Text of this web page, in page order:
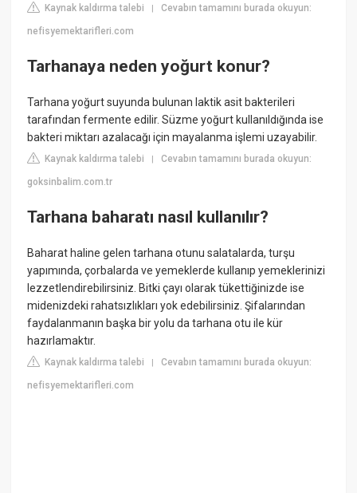
Kaynak kaldırma talebi |Cevabın tamamını burada okuyun:
nefisyemektarifleri.com
Tarhanaya neden yoğurt konur?
Tarhana yoğurt suyunda bulunan laktik asit bakterileri
tarafından fermente edilir. Süzme yoğurt kullanıldığında ise
bakteri miktarı azalacağı için mayalanma işlemi uzayabilir.
Kaynak kaldırma talebi |Cevabın tamamını burada okuyun:
goksinbalim.com.tr
Tarhana baharatı nasıl kullanılır?
Baharat haline gelen tarhana otunu salatalarda, turşu
yapımında, çorbalarda ve yemeklerde kullanıp yemeklerinizi
lezzetlendirebilirsiniz. Bitki çayı olarak tükettiğinizde ise
midenizdeki rahatsızlıkları yok edebilirsiniz. Şifalarından
faydalanmanın başka bir yolu da tarhana otu ile kür
hazırlamaktır.
Kaynak kaldırma talebi |Cevabın tamamını burada okuyun:
nefisyemektarifleri.com